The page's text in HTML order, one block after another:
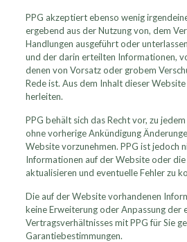
PPG akzeptiert ebenso wenig
ergebend aus der Nutzung von, dem
Handlungen ausgeführt oder
und der darin erteilten Informationen,
denen von Vorsatz oder grobem
Rede ist. Aus dem Inhalt dieser
herleiten.
PPG behält sich das Recht vor, zu
ohne vorherige Ankündigung
Website vorzunehmen. PPG ist jedoch
Informationen auf der Website oder die
aktualisieren und eventuelle Fehler zu
Die auf der Website vorhandenen
keine Erweiterung oder Anpassung der
Vertragsverhältnisses mit PPG für Sie
Garantiebestimmungen.